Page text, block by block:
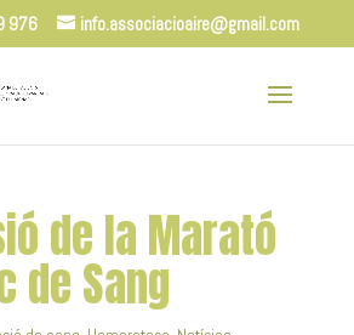
976 info.associacioaire@gmail.com
de la Marató
de Sang